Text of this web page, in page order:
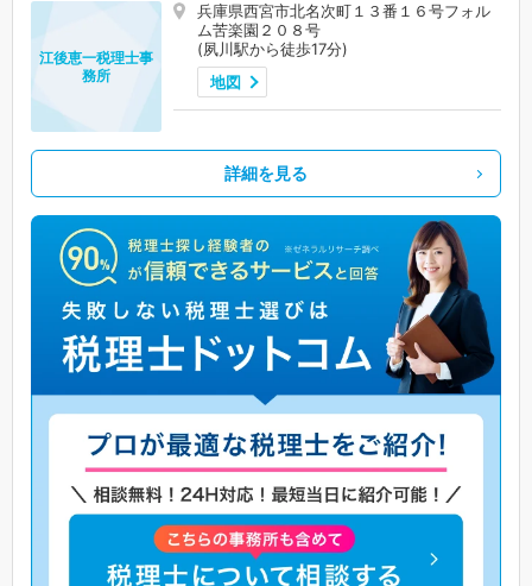
兵庫県西宮市北名次町１３番１６号フォル
ム苦楽園２０８号
(夙川駅から徒歩17分)
地図
江後恵一税理士事
務所
詳細を見る